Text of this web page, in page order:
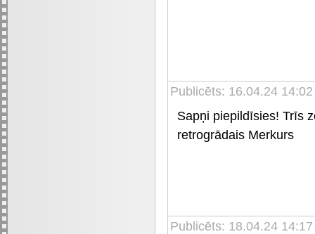
Publicēts: 16.04.24 14:02
Sapņi piepildīsies! Trīs
retrogrādais Merkurs
Publicēts: 18.04.24 14:17